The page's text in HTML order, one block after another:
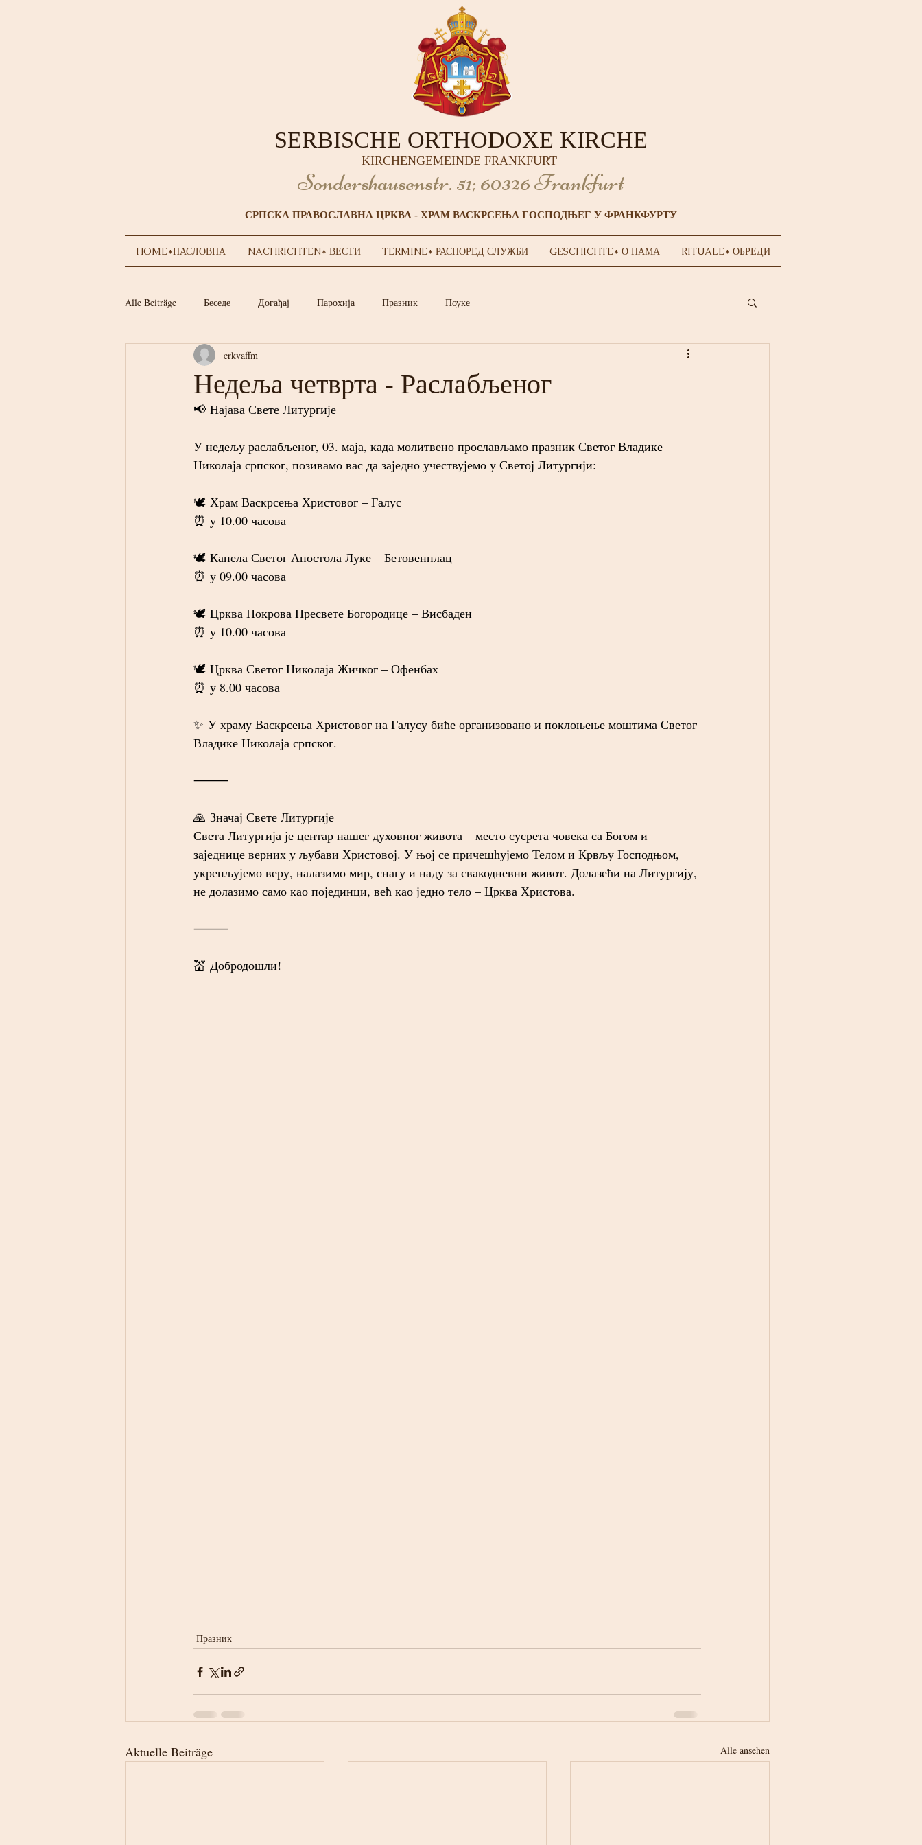
SERBISCHE ORTHODOXE KIRCHE
KIRCHENGEMEINDE FRANKFURT
Sondershausenstr. 51;60326 Frankfurt
СРПСКА ПРАВОСЛАВНА ЦРКВА - ХРАМ ВАСКРСЕЊА ГОСПОДЊЕГ У ФРАНКФУРТУ
HOME*НАСЛОВНА NACHRICHTEN* ВЕСТИ TERMINE* РАСПОРЕД СЛУЖБИ GESCHICHTE* О НАМА RITUALE* ОБРЕДИ
Alle Beiträge Беседе Догађај Парохија Празник Поуке
Недеља четврта - Раслабљеног
crkvaffm
📢 Најава Свете Литургије
У недељу раслабљеног, 03. маја, када молитвено прослављамо празник Светог Владике
Николаја српског, позивамо вас да заједно учествујемо у Светој Литургији:
🕊 Храм Васкрсења Христовог – Галус
⏰ у 10.00 часова
🕊 Капела Светог Апостола Луке – Бетовенплац
⏰ у 09.00 часова
🕊 Црква Покрова Пресвете Богородице – Висбаден
⏰ у 10.00 часова
🕊 Црква Светог Николаја Жичког – Офенбах
⏰ у 8.00 часова
✨ У храму Васкрсења Христовог на Галусу биће организовано и поклоњење моштима Светог
Владике Николаја српског.
⸻
🙏 Значај Свете Литургије
Света Литургија је центар нашег духовног живота – место сусрета човека са Богом и
заједнице верних у љубави Христовој. У њој се причешћујемо Телом и Крвљу Господњом,
укрепљујемо веру, налазимо мир, снагу и наду за свакодневни живот. Долазећи на Литургију,
не долазимо само као појединци, већ као једно тело – Црква Христова.
⸻
💒 Добродошли!
Празник
Aktuelle Beiträge Alle ansehen